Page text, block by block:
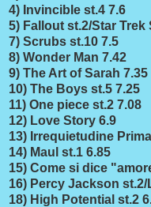
4) Invincible st.4 7.6
5) Fallout st.2/Star Trek
7) Scrubs st.10 7.5
8) Wonder Man 7.42
9) The Art of Sarah 7.35
10) The Boys st.5 7.25
11) One piece st.2 7.08
12) Love Story 6.9
13) Irrequietudine
14) Maul st.1 6.85
15) Come si dice
16) Percy Jackson
18) High Potential st.2